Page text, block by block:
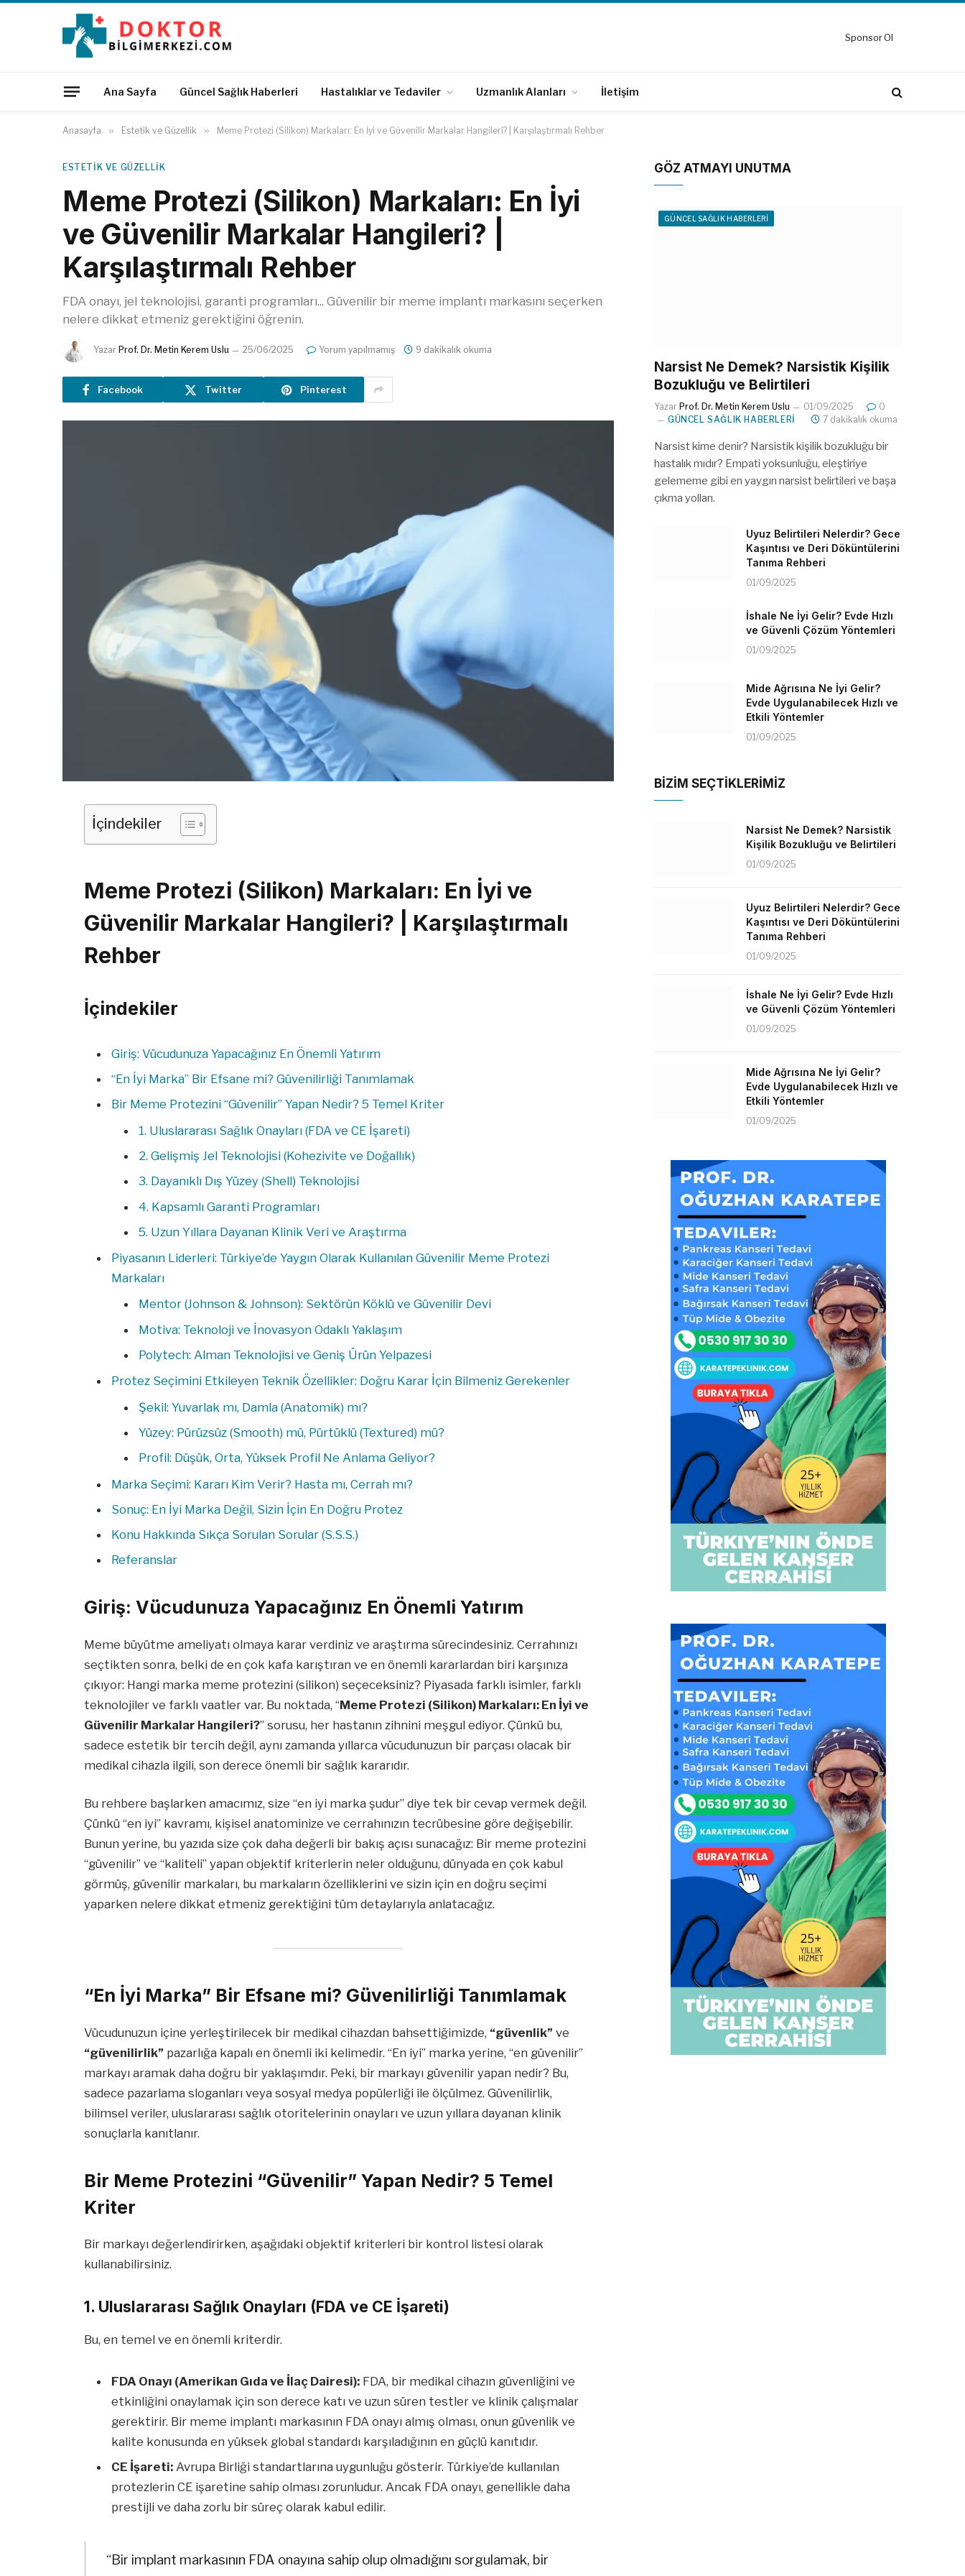
Sponsor Ol
Ana Sayfa Güncel Sağlık Haberleri Hastalıklar ve Tedaviler Uzmanlık Alanları İletişim
Anasayfa » Estetik ve Güzellik » Meme Protezi (Silikon) Markaları: En İyi ve Güvenilir Markalar Hangileri? | Karşılaştırmalı Rehber
ESTETIK VE GÜZELLIK
Meme Protezi (Silikon) Markaları: En İyi
ve Güvenilir Markalar Hangileri? |
Karşılaştırmalı Rehber
FDA onayı, jel teknolojisi, garanti programları... Güvenilir bir meme implantı markasını seçerken
nelere dikkat etmeniz gerektiğini öğrenin.
Yazar Prof. Dr. Metin Kerem Uslu 25/06/2025 Yorum yapılmamış 9 dakikalık okuma
Facebook Twitter Pinterest
İçindekiler
Meme Protezi (Silikon) Markaları: En İyi ve
Güvenilir Markalar Hangileri? | Karşılaştırmalı
Rehber
İçindekiler
Giriş: Vücudunuza Yapacağınız En Önemli Yatırım
“En İyi Marka” Bir Efsane mi? Güvenilirliği Tanımlamak
Bir Meme Protezini “Güvenilir” Yapan Nedir? 5 Temel Kriter
1. Uluslararası Sağlık Onayları (FDA ve CE İşareti)
2. Gelişmiş Jel Teknolojisi (Kohezivite ve Doğallık)
3. Dayanıklı Dış Yüzey (Shell) Teknolojisi
4. Kapsamlı Garanti Programları
5. Uzun Yıllara Dayanan Klinik Veri ve Araştırma
Piyasanın Liderleri: Türkiye’de Yaygın Olarak Kullanılan Güvenilir Meme Protezi
Markaları
Mentor (Johnson & Johnson): Sektörün Köklü ve Güvenilir Devi
Motiva: Teknoloji ve İnovasyon Odaklı Yaklaşım
Polytech: Alman Teknolojisi ve Geniş Ürün Yelpazesi
Protez Seçimini Etkileyen Teknik Özellikler: Doğru Karar İçin Bilmeniz Gerekenler
Şekil: Yuvarlak mı, Damla (Anatomik) mı?
Yüzey: Pürüzsüz (Smooth) mü, Pürtüklü (Textured) mü?
Profil: Düşük, Orta, Yüksek Profil Ne Anlama Geliyor?
Marka Seçimi: Kararı Kim Verir? Hasta mı, Cerrah mı?
Sonuç: En İyi Marka Değil, Sizin İçin En Doğru Protez
Konu Hakkında Sıkça Sorulan Sorular (S.S.S.)
Referanslar
Giriş: Vücudunuza Yapacağınız En Önemli Yatırım
Meme büyütme ameliyatı olmaya karar verdiniz ve araştırma sürecindesiniz. Cerrahınızı
seçtikten sonra, belki de en çok kafa karıştıran ve en önemli kararlardan biri karşınıza
çıkıyor: Hangi marka meme protezini (silikon) seçeceksiniz? Piyasada farklı isimler, farklı
teknolojiler ve farklı vaatler var. Bu noktada, “Meme Protezi (Silikon) Markaları: En İyi ve
Güvenilir Markalar Hangileri?” sorusu, her hastanın zihnini meşgul ediyor. Çünkü bu,
sadece estetik bir tercih değil, aynı zamanda yıllarca vücudunuzun bir parçası olacak bir
medikal cihazla ilgili, son derece önemli bir sağlık kararıdır.
Bu rehbere başlarken amacımız, size “en iyi marka şudur” diye tek bir cevap vermek değil.
Çünkü “en iyi” kavramı, kişisel anatominize ve cerrahınızın tecrübesine göre değişebilir.
Bunun yerine, bu yazıda size çok daha değerli bir bakış açısı sunacağız: Bir meme protezini
“güvenilir” ve “kaliteli” yapan objektif kriterlerin neler olduğunu, dünyada en çok kabul
görmüş, güvenilir markaları, bu markaların özelliklerini ve sizin için en doğru seçimi
yaparken nelere dikkat etmeniz gerektiğini tüm detaylarıyla anlatacağız.
“En İyi Marka” Bir Efsane mi? Güvenilirliği Tanımlamak
Vücudunuzun içine yerleştirilecek bir medikal cihazdan bahsettiğimizde, “güvenlik” ve
“güvenilirlik” pazarlığa kapalı en önemli iki kelimedir. “En iyi” marka yerine, “en güvenilir”
markayı aramak daha doğru bir yaklaşımdır. Peki, bir markayı güvenilir yapan nedir? Bu,
sadece pazarlama sloganları veya sosyal medya popülerliği ile ölçülmez. Güvenilirlik,
bilimsel veriler, uluslararası sağlık otoritelerinin onayları ve uzun yıllara dayanan klinik
sonuçlarla kanıtlanır.
Bir Meme Protezini “Güvenilir” Yapan Nedir? 5 Temel
Kriter
Bir markayı değerlendirirken, aşağıdaki objektif kriterleri bir kontrol listesi olarak
kullanabilirsiniz.
1. Uluslararası Sağlık Onayları (FDA ve CE İşareti)
Bu, en temel ve en önemli kriterdir.
FDA Onayı (Amerikan Gıda ve İlaç Dairesi): FDA, bir medikal cihazın güvenliğini ve
etkinliğini onaylamak için son derece katı ve uzun süren testler ve klinik çalışmalar
gerektirir. Bir meme implantı markasının FDA onayı almış olması, onun güvenlik ve
kalite konusunda en yüksek global standardı karşıladığının en güçlü kanıtıdır.
CE İşareti: Avrupa Birliği standartlarına uygunluğu gösterir. Türkiye’de kullanılan
protezlerin CE işaretine sahip olması zorunludur. Ancak FDA onayı, genellikle daha
prestijli ve daha zorlu bir süreç olarak kabul edilir.
“Bir implant markasının FDA onayına sahip olup olmadığını sorgulamak, bir
GÖZ ATMAYI UNUTMA
GÜNCEL SAĞLIK HABERLERI
Narsist Ne Demek? Narsistik Kişilik
Bozukluğu ve Belirtileri
Yazar Prof. Dr. Metin Kerem Uslu 01/09/2025
0
GÜNCEL SAĞLIK HABERLERI
7 dakikalık okuma
Narsist kime denir? Narsistik kişilik bozukluğu bir
hastalık mıdır? Empati yoksunluğu, eleştiriye
gelememe gibi en yaygın narsist belirtileri ve başa
çıkma yolları.
Uyuz Belirtileri Nelerdir? Gece
Kaşıntısı ve Deri Döküntülerini
Tanıma Rehberi
01/09/2025
İshale Ne İyi Gelir? Evde Hızlı
ve Güvenli Çözüm Yöntemleri
01/09/2025
Mide Ağrısına Ne İyi Gelir?
Evde Uygulanabilecek Hızlı ve
Etkili Yöntemler
01/09/2025
BİZİM SEÇTİKLERİMİZ
Narsist Ne Demek? Narsistik
Kişilik Bozukluğu ve Belirtileri
01/09/2025
Uyuz Belirtileri Nelerdir? Gece
Kaşıntısı ve Deri Döküntülerini
Tanıma Rehberi
01/09/2025
İshale Ne İyi Gelir? Evde Hızlı
ve Güvenli Çözüm Yöntemleri
01/09/2025
Mide Ağrısına Ne İyi Gelir?
Evde Uygulanabilecek Hızlı ve
Etkili Yöntemler
01/09/2025